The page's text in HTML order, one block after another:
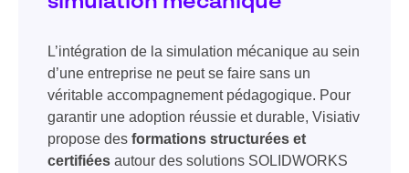
L’intégration de la simulation mécanique au sein
d’une entreprise ne peut se faire sans un
véritable accompagnement pédagogique. Pour
garantir une adoption réussie et durable, Visiativ
propose des formations structurées et
certifiées autour des solutions SOLIDWORKS